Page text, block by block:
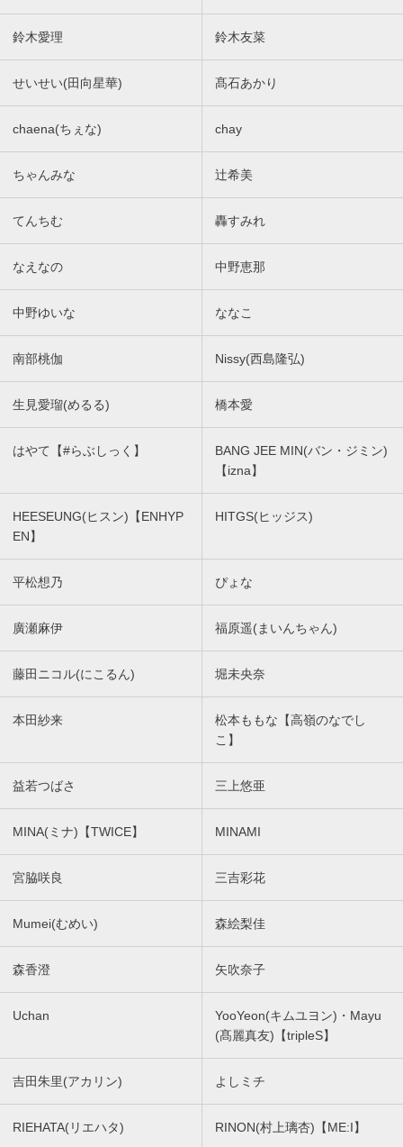
鈴木愛理 鈴木友菜
せいせい(田向星華) 髙石あかり
chaena(ちぇな) chay
ちゃんみな 辻希美
てんちむ 轟すみれ
なえなの 中野恵那
中野ゆいな ななこ
南部桃伽 Nissy(西島隆弘)
生見愛瑠(めるる) 橋本愛
はやて【#らぶしっく】
BANG JEE MIN(バン・ジミン)
【izna】
HEESEUNG(ヒスン)【ENHYP
EN】
HITGS(ヒッジス)
平松想乃 ぴょな
廣瀬麻伊 福原遥(まいんちゃん)
藤田ニコル(にこるん) 堀未央奈
本田紗来
松本ももな【高嶺のなでし
こ】
益若つばさ 三上悠亜
MINA(ミナ)【TWICE】 MINAMI
宮脇咲良 三吉彩花
Mumei(むめい) 森絵梨佳
森香澄 矢吹奈子
Uchan
YooYeon(キムユヨン)・Mayu
(髙麗真友)【tripleS】
吉田朱里(アカリン) よしミチ
RIEHATA(リエハタ) RINON(村上璃杏)【ME:I】